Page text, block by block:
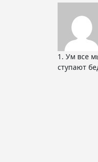
1. Ум все мысли порождает,Он - хозяин своим мыслям,И за тем, кто в речи, в деле,Мысли грязные имеет,По пятам
ступают